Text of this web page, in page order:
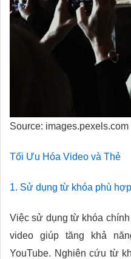
Source: images.pexels.com
Tối Ưu Hóa Video và Thẻ
1. Sử dụng từ khóa phù hợp
Việc sử dụng từ khóa
video giúp tăng khả
YouTube. Nghiên cứu từ